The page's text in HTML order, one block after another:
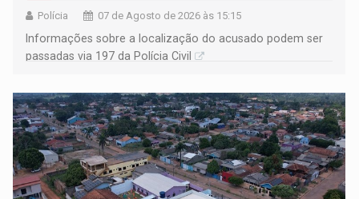
Polícia 07 de Agosto de 2026 às 15:15
Informações sobre a localização do acusado podem ser
passadas via 197 da Polícia Civil